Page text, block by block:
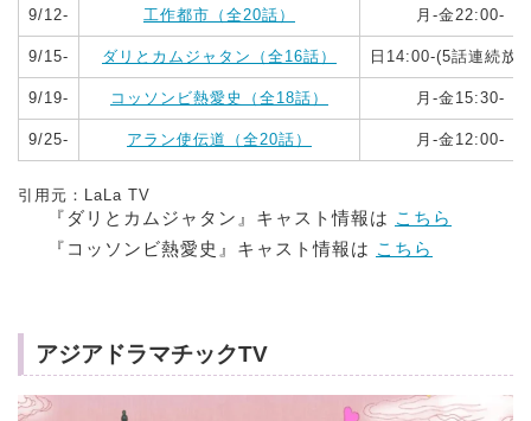
9/12- 工作都市（全20話） 月‐金22:00-
9/15- ダリとカムジャタン（全16話） 日14:00-(5話連続放
9/19- コッソンビ熱愛史（全18話） 月‐金15:30-
9/25- アラン使伝道（全20話） 月‐金12:00-
引用元：LaLa TV
『ダリとカムジャタン』キャスト情報は こちら
『コッソンビ熱愛史』キャスト情報は こちら
アジアドラマチックTV